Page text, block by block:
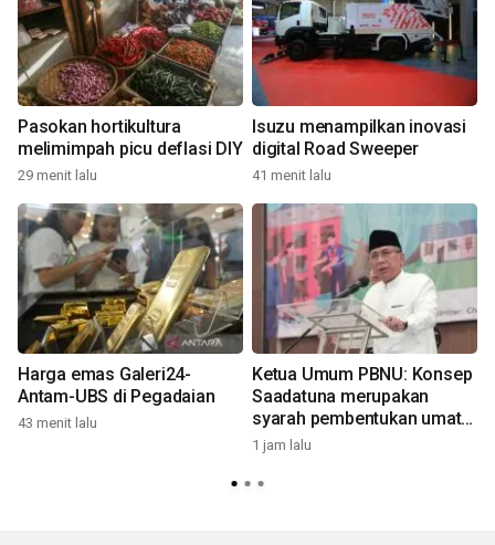
Pasokan hortikultura
melimimpah picu deflasi DIY
29 menit lalu
Isuzu menampilkan inovasi
digital Road Sweeper
41 menit lalu
Harga emas Galeri24-
Antam-UBS di Pegadaian
43 menit lalu
Ketua Umum PBNU: Konsep
Saadatuna merupakan
syarah pembentukan umat
terbaik
1 jam lalu